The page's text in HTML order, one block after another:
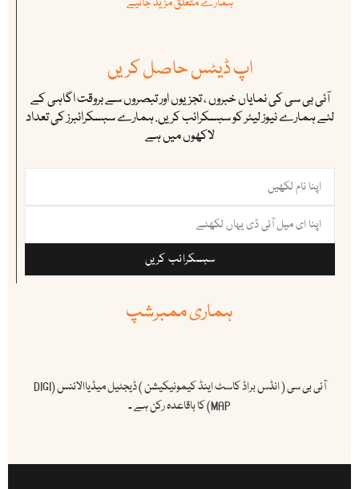
اپ ڈیٹس حاصل کریں
آئی بی سی کی نمایاں خبروں ، تجزیوں اور تبصروں سے بروقت اگاہی کے
لئے ہمارے نیوز لیٹر کو سبسکرائب کریں. ہمارے سبسکرائبرز کی تعداد
لاکھوں میں ہے
سبسکرائب کریں
ہماری ممبرشپ
آئی بی سی ( انڈس براڈ کاسٹ اینڈ کیمونیکیشن ) ڈیجٹیل میڈیاالائنس (DIGI
MAP) کا باقاعدہ رکن ہے ۔